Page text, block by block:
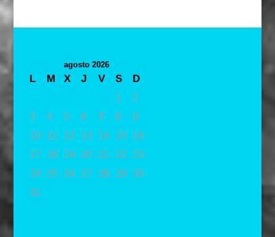
agosto 2026
L M X J V S
D
1
2
3
4 5 6 7 8
9
10
11 12 13 14 15
16
17
18 19 20 21 22
23
24
25 26 27 28 29 30
31